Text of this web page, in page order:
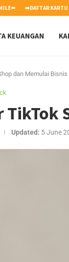
➡️DAFTAR
KEUANGAN
dan Memulai
TikTok
Updated: 5 June